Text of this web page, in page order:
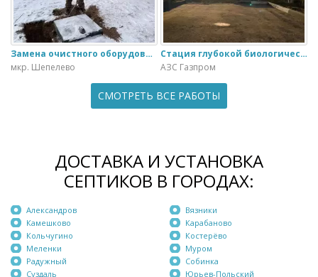
Замена очистного оборудования Дека - 3 на ЭкоГранд - 6
мкр. Шепелево
Стация глубокой биологической очистки ЕвроЛос- 20
АЗС Газпром
СМОТРЕТЬ ВСЕ РАБОТЫ
ДОСТАВКА И УСТАНОВКА
СЕПТИКОВ В ГОРОДАХ:
Александров
Камешково
Кольчугино
Меленки
Радужный
Суздаль
Вязники
Карабаново
Костерёво
Муром
Собинка
Юрьев-Польский